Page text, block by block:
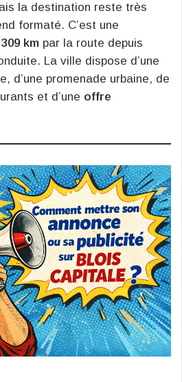
la destination reste très
formaté. C’est une
309 km par la route depuis
La ville dispose d’une
d’une promenade urbaine, de
et d’une offre